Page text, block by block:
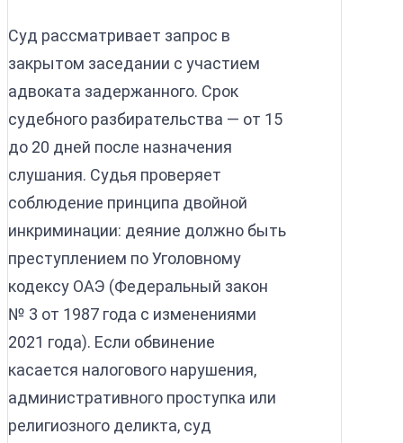
Суд рассматривает запрос в
закрытом заседании с участием
адвоката задержанного. Срок
судебного разбирательства — от 15
до 20 дней после назначения
слушания. Судья проверяет
соблюдение принципа двойной
инкриминации: деяние должно быть
преступлением по Уголовному
кодексу ОАЭ (Федеральный закон
№ 3 от 1987 года с изменениями
2021 года). Если обвинение
касается налогового нарушения,
административного проступка или
религиозного деликта, суд